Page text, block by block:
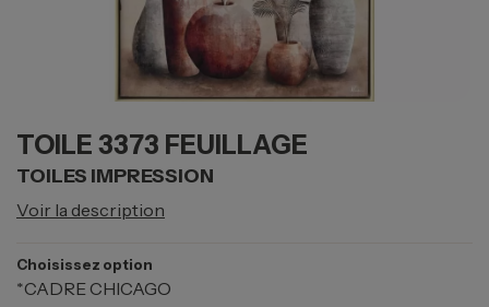
TOILE 3373 FEUILLAGE
TOILES IMPRESSION
Voir la description
Choisissez option
*CADRE CHICAGO